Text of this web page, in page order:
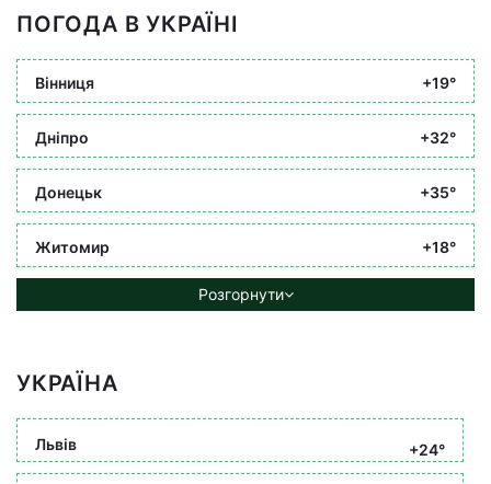
ПОГОДА В УКРАЇНІ
Вінниця +19°
Дніпро +32°
Донецьк +35°
Житомир +18°
Розгорнути
УКРАЇНА
Львів +24°